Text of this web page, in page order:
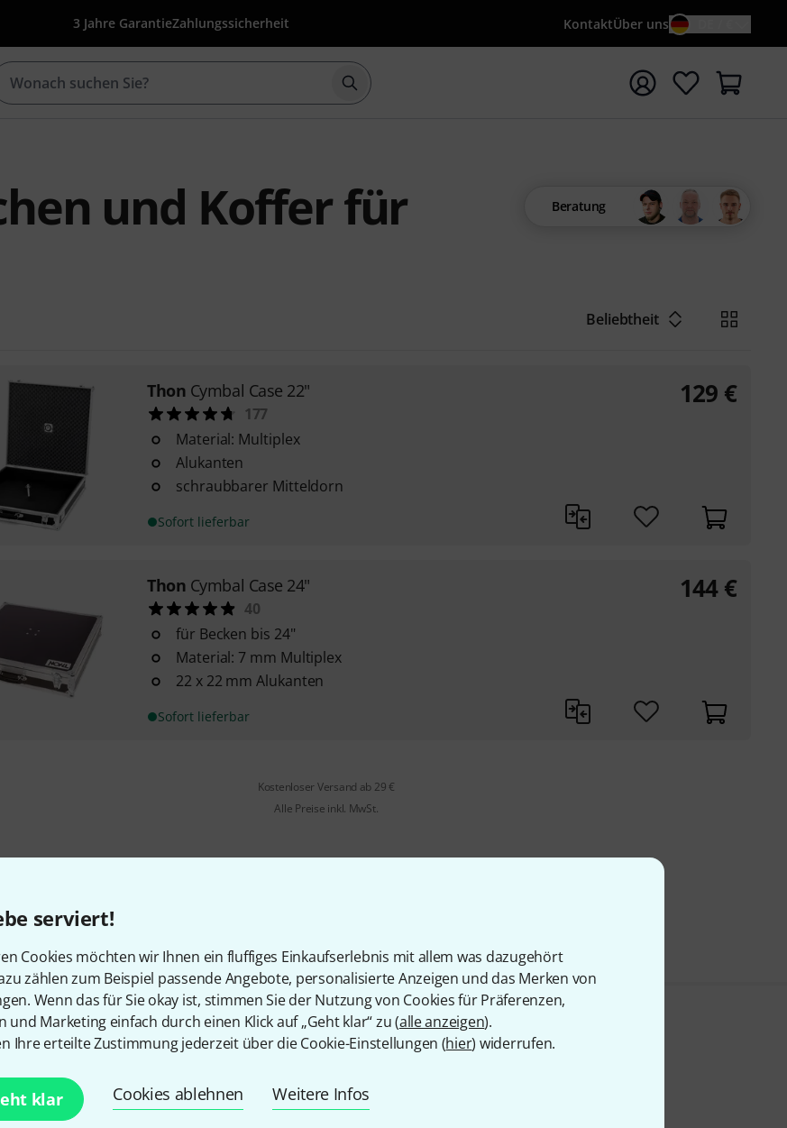
serviert!
Cookies möchten wir Ihnen ein fluffiges Einkaufserlebnis mit allem was dazugehört
zählen zum Beispiel passende Angebote, personalisierte Anzeigen und das Merken von
Wenn das für Sie okay ist, stimmen Sie der Nutzung von Cookies für Präferenzen,
und Marketing einfach durch einen Klick auf „Geht klar“ zu (alle anzeigen).
Ihre erteilte Zustimmung jederzeit über die Cookie-Einstellungen (hier) widerrufen.
klar Cookies ablehnen Weitere Infos
3 Jahre GarantieZahlungssicherheit KontaktÜber uns
Suche mit Suchwort {searchTerm} starten
und Koffer für
Beratung
Beliebtheit
Thon Cymbal Case 22"
177
Material: Multiplex
Alukanten
schraubbarer Mitteldorn
Sofort lieferbar
129 €
Thon Cymbal Case 24"
40
für Becken bis 24"
Material: 7 mm Multiplex
22 x 22 mm Alukanten
Sofort lieferbar
144 €
Kostenloser Versand ab 29 €
Alle Preise inkl. MwSt.
Gefällt Ihnen, was Sie sehen?
Teilen Hilfe & Feedback